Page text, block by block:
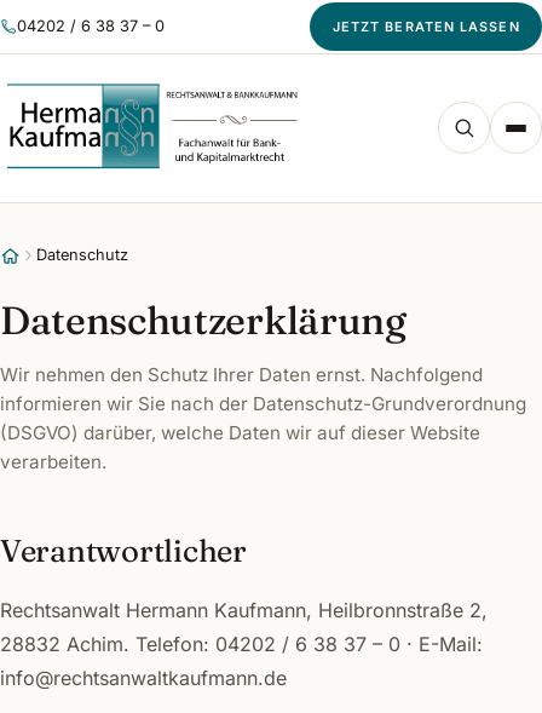
04202 / 6 38 37 – 0 JETZT BERATEN LASSEN
Datenschutz
Datenschutzerklärung
Wir nehmen den Schutz Ihrer Daten ernst. Nachfolgend
informieren wir Sie nach der Datenschutz-Grundverordnung
(DSGVO) darüber, welche Daten wir auf dieser Website
verarbeiten.
Verantwortlicher
Rechtsanwalt Hermann Kaufmann, Heilbronnstraße 2,
28832 Achim. Telefon: 04202 / 6 38 37 – 0 · E-Mail:
info@rechtsanwaltkaufmann.de